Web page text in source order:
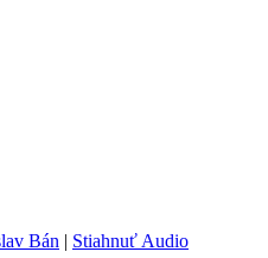
Bán | Stiahnuť Audio